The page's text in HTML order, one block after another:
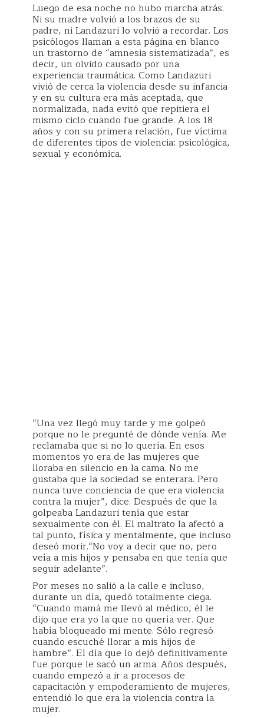
Luego de esa noche no hubo marcha atrás.
Ni su madre volvió a los brazos de su
padre, ni Landazuri lo volvió a recordar. Los
psicólogos llaman a esta página en blanco
un trastorno de “amnesia sistematizada”, es
decir, un olvido causado por una
experiencia traumática. Como Landazuri
vivió de cerca la violencia desde su infancia
y en su cultura era más aceptada, que
normalizada, nada evitó que repitiera el
mismo ciclo cuando fue grande. A los 18
años y con su primera relación, fue víctima
de diferentes tipos de violencia: psicológica,
sexual y económica.
“Una vez llegó muy tarde y me golpeó
porque no le pregunté de dónde venía. Me
reclamaba que si no lo quería. En esos
momentos yo era de las mujeres que
lloraba en silencio en la cama. No me
gustaba que la sociedad se enterara. Pero
nunca tuve conciencia de que era violencia
contra la mujer”, dice. Después de que la
golpeaba Landazuri tenía que estar
sexualmente con él. El maltrato la afectó a
tal punto, física y mentalmente, que incluso
deseó morir.“No voy a decir que no, pero
veía a mis hijos y pensaba en que tenía que
seguir adelante”.
Por meses no salió a la calle e incluso,
durante un día, quedó totalmente ciega.
“Cuando mamá me llevó al médico, él le
dijo que era yo la que no quería ver. Que
había bloqueado mi mente. Sólo regresó
cuando escuché llorar a mis hijos de
hambre”. El día que lo dejó definitivamente
fue porque le sacó un arma. Años después,
cuando empezó a ir a procesos de
capacitación y empoderamiento de mujeres,
entendió lo que era la violencia contra la
mujer.